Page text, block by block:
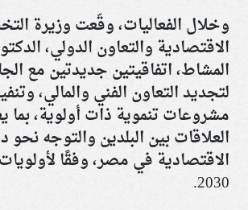
وخلال الفعاليات، وقّعت وزيرة
الاقتصادية والتعاون الدولي،
المشاط، اتفاقيتين جديدتين مع
لتجديد التعاون الفني والمالي،
مشروعات تنموية ذات أولوية،
العلاقات بين البلدين والتوجه نحو
الاقتصادية في مصر، وفقًا
2030
.